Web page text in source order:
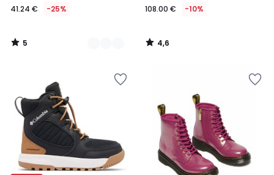
41.24 € -25%
5
/
108.00 € -10%
4,6
/